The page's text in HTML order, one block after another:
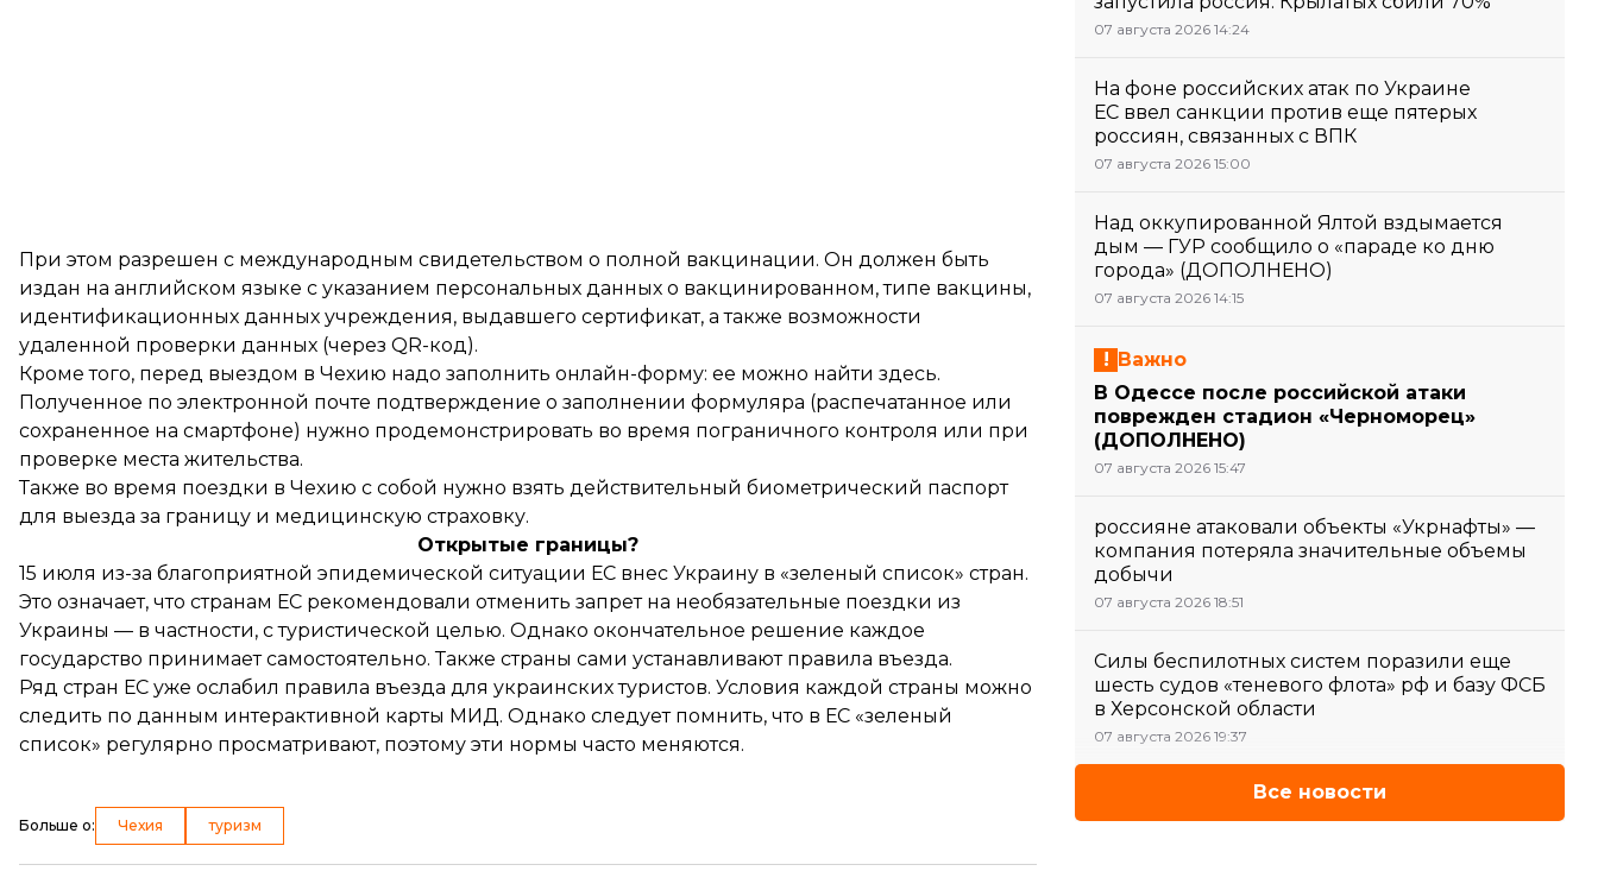
При этом разрешен с международным свидетельством о полной вакцинации. Он должен быть
издан на английском языке с указанием персональных данных о вакцинированном, типе вакцины,
идентификационных данных учреждения, выдавшего сертификат, а также возможности
удаленной проверки данных (через QR-код).
Кроме того, перед выездом в Чехию надо заполнить онлайн-форму: ее можно найти здесь.
Полученное по электронной почте подтверждение о заполнении формуляра (распечатанное или
сохраненное на смартфоне) нужно продемонстрировать во время пограничного контроля или при
проверке места жительства.
Также во время поездки в Чехию с собой нужно взять действительный биометрический паспорт
для выезда за границу и медицинскую страховку.
Открытые границы?
15 июля из-за благоприятной эпидемической ситуации ЕС внес Украину в «зеленый список» стран.
Это означает, что странам ЕС рекомендовали отменить запрет на необязательные поездки из
Украины — в частности, с туристической целью. Однако окончательное решение каждое
государство принимает самостоятельно. Также страны сами устанавливают правила въезда.
Ряд стран ЕС уже ослабил правила въезда для украинских туристов. Условия каждой страны можно
следить по данным интерактивной карты МИД. Однако следует помнить, что в ЕС «зеленый
список» регулярно просматривают, поэтому эти нормы часто меняются.
Больше о: Чехия туризм
07 августа 2026 14:24
На фоне российских атак по Украине
ЕС ввел санкции против еще пятерых
россиян, связанных с ВПК
07 августа 2026 15:00
Над оккупированной Ялтой вздымается
дым — ГУР сообщило о «параде ко дню
города» (ДОПОЛНЕНО)
07 августа 2026 14:15
Важно
В Одессе после российской атаки
поврежден стадион «Черноморец»
(ДОПОЛНЕНО)
07 августа 2026 15:47
россияне атаковали объекты «Укрнафты» —
компания потеряла значительные объемы
добычи
07 августа 2026 18:51
Силы беспилотных систем поразили еще
шесть судов «теневого флота» рф и базу ФСБ
в Херсонской области
07 августа 2026 19:37
Все новости